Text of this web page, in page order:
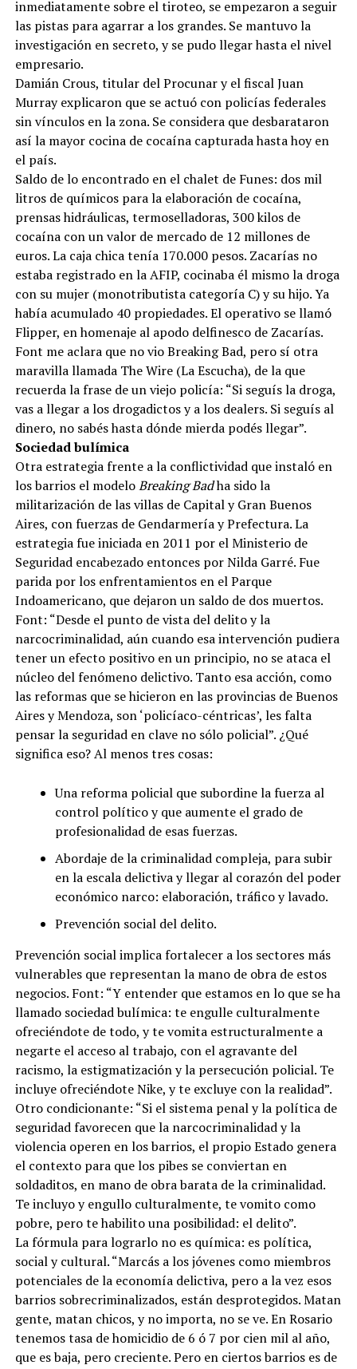
inmediatamente sobre el tiroteo, se empezaron a seguir
las pistas para agarrar a los grandes. Se mantuvo la
investigación en secreto, y se pudo llegar hasta el nivel
empresario.
Damián Crous, titular del Procunar y el fiscal Juan
Murray explicaron que se actuó con policías federales
sin vínculos en la zona. Se considera que desbarataron
así la mayor cocina de cocaína capturada hasta hoy en
el país.
Saldo de lo encontrado en el chalet de Funes: dos mil
litros de químicos para la elaboración de cocaína,
prensas hidráulicas, termoselladoras, 300 kilos de
cocaína con un valor de mercado de 12 millones de
euros. La caja chica tenía 170.000 pesos. Zacarías no
estaba registrado en la AFIP, cocinaba él mismo la droga
con su mujer (monotributista categoría C) y su hijo. Ya
había acumulado 40 propiedades. El operativo se llamó
Flipper, en homenaje al apodo delfinesco de Zacarías.
Font me aclara que no vio Breaking Bad, pero sí otra
maravilla llamada The Wire (La Escucha), de la que
recuerda la frase de un viejo policía: “Si seguís la droga,
vas a llegar a los drogadictos y a los dealers. Si seguís al
dinero, no sabés hasta dónde mierda podés llegar”.
Sociedad bulímica
Otra estrategia frente a la conflictividad que instaló en
los barrios el modeloBreaking Badha sido la
militarización de las villas de Capital y Gran Buenos
Aires, con fuerzas de Gendarmería y Prefectura. La
estrategia fue iniciada en 2011 por el Ministerio de
Seguridad encabezado entonces por Nilda Garré. Fue
parida por los enfrentamientos en el Parque
Indoamericano, que dejaron un saldo de dos muertos.
Font: “Desde el punto de vista del delito y la
narcocriminalidad, aún cuando esa intervención pudiera
tener un efecto positivo en un principio, no se ataca el
núcleo del fenómeno delictivo. Tanto esa acción, como
las reformas que se hicieron en las provincias de Buenos
Aires y Mendoza, son ‘policíaco-céntricas’, les falta
pensar la seguridad en clave no sólo policial”. ¿Qué
significa eso? Al menos tres cosas:
Una reforma policial que subordine la fuerza al
control político y que aumente el grado de
profesionalidad de esas fuerzas.
Abordaje de la criminalidad compleja, para subir
en la escala delictiva y llegar al corazón del poder
económico narco: elaboración, tráfico y lavado.
Prevención social del delito.
Prevención social implica fortalecer a los sectores más
vulnerables que representan la mano de obra de estos
negocios. Font: “Y entender que estamos en lo que se ha
llamado sociedad bulímica: te engulle culturalmente
ofreciéndote de todo, y te vomita estructuralmente a
negarte el acceso al trabajo, con el agravante del
racismo, la estigmatización y la persecución policial. Te
incluye ofreciéndote Nike, y te excluye con la realidad”.
Otro condicionante: “Si el sistema penal y la política de
seguridad favorecen que la narcocriminalidad y la
violencia operen en los barrios, el propio Estado genera
el contexto para que los pibes se conviertan en
soldaditos, en mano de obra barata de la criminalidad.
Te incluyo y engullo culturalmente, te vomito como
pobre, pero te habilito una posibilidad: el delito”.
La fórmula para lograrlo no es química: es política,
social y cultural. “Marcás a los jóvenes como miembros
potenciales de la economía delictiva, pero a la vez esos
barrios sobrecriminalizados, están desprotegidos. Matan
gente, matan chicos, y no importa, no se ve. En Rosario
tenemos tasa de homicidio de 6 ó 7 por cien mil al año,
que es baja, pero creciente. Pero en ciertos barrios es de